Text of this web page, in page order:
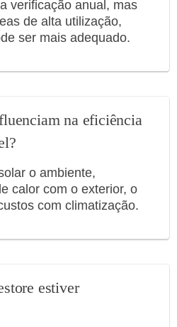
verificação anual, mas
de alta utilização,
ser mais adequado.
na eficiência
o ambiente,
calor com o exterior, o
com climatização.
estiver